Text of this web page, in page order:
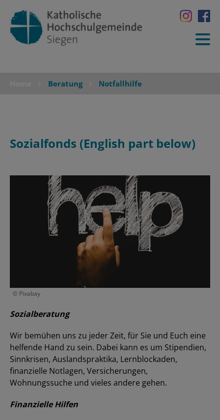
Beratung Notfallhilfe
Sozialfonds (English part below)
© Pixabay
Sozialberatung
Wir bemühen uns zu jeder Zeit, für Sie und Euch eine
helfende Hand zu sein. Dabei kann es um Stipendien,
Sinnkrisen, Auslandspraktika, Lernblockaden,
finanzielle Notlagen, Versicherungen,
Wohnungssuche und vieles andere gehen.
Finanzielle Hilfen